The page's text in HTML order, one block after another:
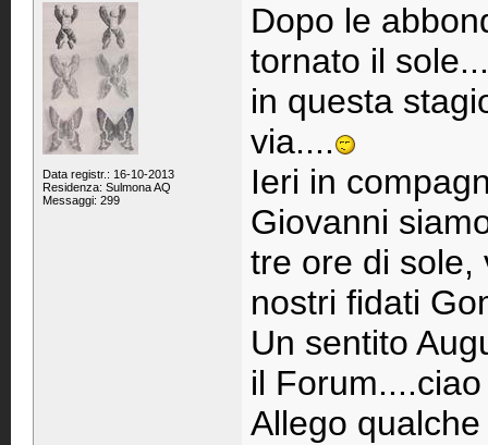
Data registr.: 16-10-2013
Residenza: Sulmona AQ
Messaggi: 299
Dopo le
tornato il
in questa
via....
Ieri in
Giovanni
tre ore di sole,
nostri fidati
Un sentito
il
Allego